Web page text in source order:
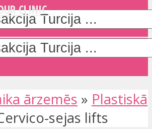
CLINIC
ārzemēs » Plastiskā
sejas lifts